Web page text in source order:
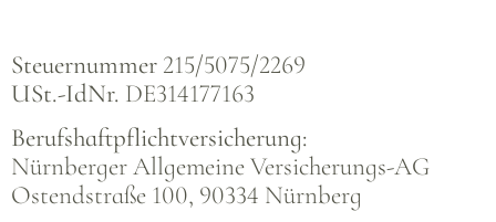
Steuernummer 215/5075/2269
USt.-IdNr. DE314177163
Berufshaftpflichtversicherung:
Nürnberger Allgemeine Versicherungs-AG
Ostendstraße 100, 90334 Nürnberg